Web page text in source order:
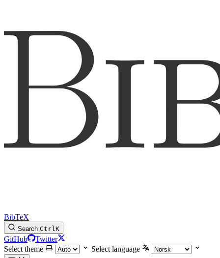
BibTeX
Search CtrlK
GitHub
Twitter
Select theme
Select language